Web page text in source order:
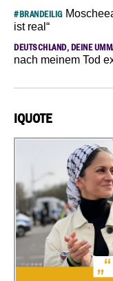
#BRANDEILIG
ist real“
DEUTSCHLAND, DEINE
nach meinem Tod
IQUOTE